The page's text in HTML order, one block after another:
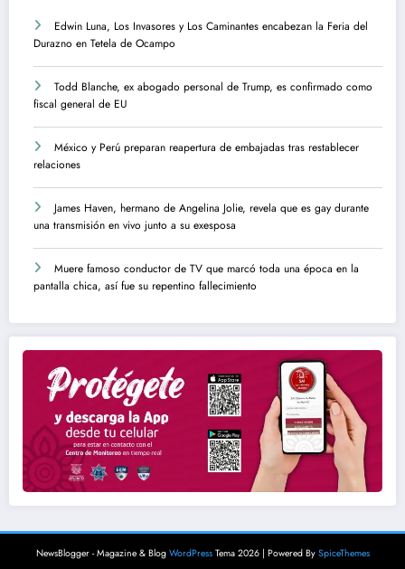
Edwin Luna, Los Invasores y Los Caminantes encabezan la Feria del
Durazno en Tetela de Ocampo
Todd Blanche, ex abogado personal de Trump, es confirmado como
fiscal general de EU
México y Perú preparan reapertura de embajadas tras restablecer
relaciones
James Haven, hermano de Angelina Jolie, revela que es gay durante
una transmisión en vivo junto a su exesposa
Muere famoso conductor de TV que marcó toda una época en la
pantalla chica, así fue su repentino fallecimiento
NewsBlogger - Magazine & Blog WordPressTema 2026 | Powered By SpiceThemes